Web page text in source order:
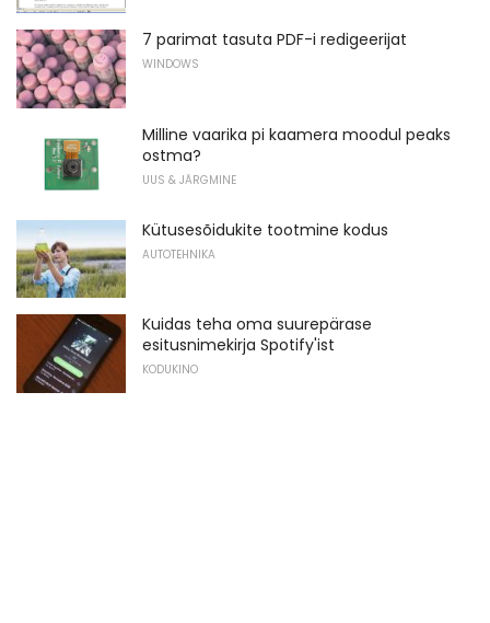
7 parimat tasuta PDF-i redigeerijat
WINDOWS
Milline vaarika pi kaamera moodul peaks
ostma?
UUS & JÄRGMINE
Kütusesõidukite tootmine kodus
AUTOTEHNIKA
Kuidas teha oma suurepärase
esitusnimekirja Spotify'ist
KODUKINO